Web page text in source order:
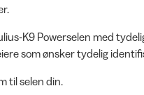
K9 Powerselen med
som ønsker tydelig
til selen din.